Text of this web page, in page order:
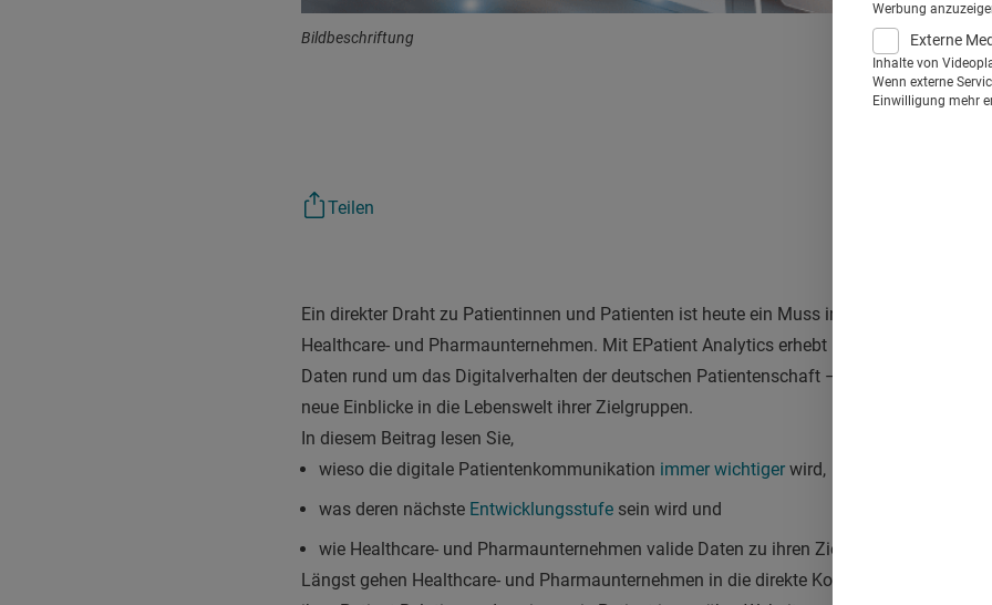
Bildbeschriftung
Teilen
Ein direkter Draht zu Patientinnen und Patienten ist heute ein Muss in der
Healthcare- und Pharmaunternehmen. Mit EPatient Analytics erhebt und sammelt Dr.
Daten rund um das Digitalverhalten der deutschen Patientenschaft – und ermöglicht
neue Einblicke in die Lebenswelt ihrer Zielgruppen.
In diesem Beitrag lesen Sie,
wieso die digitale Patientenkommunikation immer wichtiger wird,
was deren nächste Entwicklungsstufe sein wird und
wie Healthcare- und Pharmaunternehmen valide Daten zu ihren Zielgruppen
Längst gehen Healthcare- und Pharmaunternehmen in die direkte Kommunikation mit
Werbung
Externe
Inhalte von
Wenn externe
Einwilligung mehr